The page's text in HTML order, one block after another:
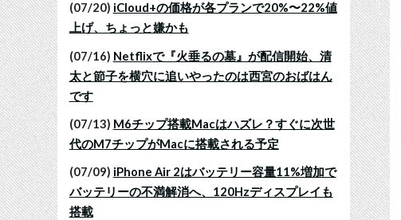
(07/20) iCloud+の価格が各プランで20%〜22%値
上げ、ちょっと嫌かも
(07/16) Netflixで『火垂るの墓』が配信開始、清
太と節子を横穴に追いやったのは西宮のおばはん
です
(07/13) M6チップ搭載Macはハズレ？すぐに次世
代のM7チップがMacに搭載される予定
(07/09) iPhone Air 2はバッテリー容量11%増加で
バッテリーの不満解消へ、120Hzディスプレイも
搭載